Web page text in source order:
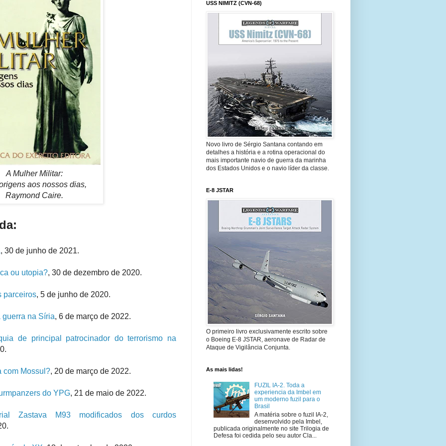
A Mulher Militar:
aos nossos dias,
Raymond Caire.
, 30 de junho de 2021.
ou utopia?, 30 de dezembro de 2020.
parceiros, 5 de junho de 2020.
na Síria, 6 de março de 2022.
de principal patrocinador do terrorismo na
com Mossul?, 20 de março de 2022.
do YPG, 21 de maio de 2022.
Zastava M93 modificados dos curdos
USS NIMITZ (CVN-68)
Novo livro de Sérgio Santana contando em
detalhes a história e a rotina operacional do
mais importante navio de guerra da marinha
dos Estados Unidos e o navio líder da classe.
E-8 JSTAR
O primeiro livro exclusivamente escrito sobre
o Boeing E-8 JSTAR, aeronave de Radar de
Ataque de Vigilância Conjunta.
As mais lidas!
FUZIL IA-2. Toda a
experiencia da Imbel em
um moderno fuzil para o
Brasil
A matéria sobre o fuzil IA-2,
desenvolvido pela Imbel,
publicada originalmente no site Trilogia de
Defesa foi cedida pelo seu autor Cla...